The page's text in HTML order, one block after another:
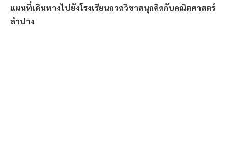
แผนที่เดินทางไปยังโรงเรียนกวดวิชาสนุกคิดกับคณิตศาสตร์
ลำปาง